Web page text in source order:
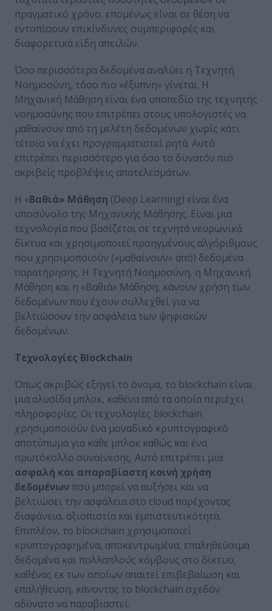
πραγματικό χρόνο, επομένως είναι σε θέση να
εντοπίσουν επικίνδυνες συμπεριφορές και
διαφορετικά είδη απειλών.
Όσο περισσότερα δεδομένα αναλύει η Τεχνητή
Νοημοσύνη, τόσο πιο «έξυπνη» γίνεται. Η
Μηχανική Μάθηση είναι ένα υποπεδίο της τεχνητής
νοημοσύνης που επιτρέπει στους υπολογιστές να
μαθαίνουν από τη μελέτη δεδομένων χωρίς κάτι
τέτοιο να έχει προγραμματιστεί ρητά. Αυτό
επιτρέπει περισσότερο για όσο το δυνατόν πιο
ακριβείς προβλέψεις αποτελεσμάτων.
Η «Βαθιά» Μάθηση (Deep Learning) είναι ένα
υποσύνολο της Μηχανικής Μάθησης. Είναι μια
τεχνολογία που βασίζεται σε τεχνητά νευρωνικά
δίκτυα και χρησιμοποιεί προηγμένους αλγόριθμους
που χρησιμοποιούν («μαθαίνουν» από) δεδομένα
παρατήρησης. Η Τεχνητή Νοημοσύνη, η Μηχανική
Μάθηση και η «Βαθιά» Μάθηση, κάνουν χρήση των
δεδομένων που έχουν συλλεχθεί για να
βελτιώσουν την ασφάλεια των ψηφιακών
δεδομένων.
Τεχνολογίες Blockchain
Όπως ακριβώς εξηγεί το όνομα, το blockchain είναι
μια αλυσίδα μπλοκ, καθένα από τα οποία περιέχει
πληροφορίες. Οι τεχνολογίες blockchain
χρησιμοποιούν ένα μοναδικό κρυπτογραφικό
αποτύπωμα για κάθε μπλοκ καθώς και ένα
πρωτόκολλο συναίνεσης. Αυτό επιτρέπει μια
ασφαλή και απαραβίαστη κοινή χρήση
δεδομένων που μπορεί να αυξήσει και να
βελτιώσει την ασφάλεια στο cloud παρέχοντας
διαφάνεια, αξιοπιστία και εμπιστευτικότητα.
Επιπλέον, το blockchain χρησιμοποιεί
κρυπτογραφημένα, αποκεντρωμένα, επαληθεύσιμα
δεδομένα και πολλαπλούς κόμβους στο δίκτυο,
καθένας εκ των οποίων απαιτεί επιβεβαίωση και
επαλήθευση, κάνοντας το blockchain σχεδόν
αδύνατο να παραβιαστεί.